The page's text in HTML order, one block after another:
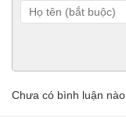
Chưa có bình luận nào